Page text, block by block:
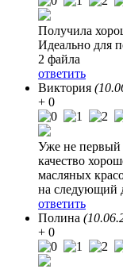
Получила
Идеально для
2 файла
ответить
Виктория
+ 0
Уже не первый
качество
масляных
на следующий
ответить
Полина
+ 0